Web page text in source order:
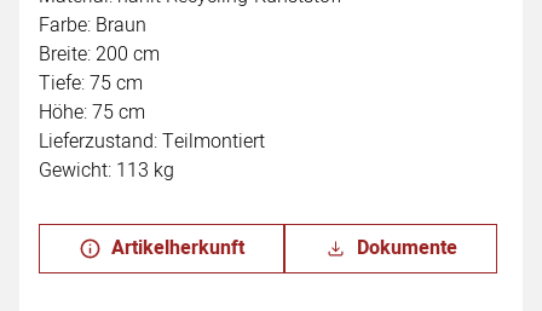
Farbe: Braun
Breite: 200 cm
Tiefe: 75 cm
Höhe: 75 cm
Lieferzustand: Teilmontiert
Gewicht: 113 kg
Artikelherkunft Dokumente